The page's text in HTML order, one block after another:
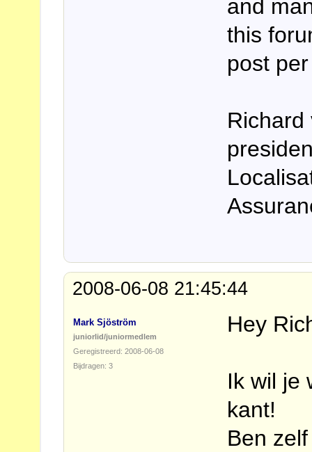
and
this
post
Richard
2008-06-08 21:45:44
Mark Sjöström
juniorlid/juniormedlem
Geregistreerd: 2008-06-08
Bijdragen: 3
Hey
Ik wil je
kant!
Ben